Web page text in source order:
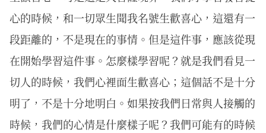
心的時候，和一切眾生聞我名號生歡喜心，這還有一
段距離的，不是現在的事情。但是這件事，應該從現
在開始學習這件事。怎麼樣學習呢？就是我們看見一
切人的時候，我們心裡面生歡喜心；這個話不是十分
明了，不是十分地明白。如果按我們日常與人接觸的
時候，我們的心情是什麼樣子呢？我們可能有的時候